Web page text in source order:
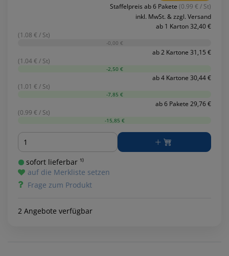
Staffelpreis ab 6 Pakete (0.99 € / St)
inkl. MwSt. & zzgl. Versand
ab 1 Karton 32,40 €
(1.08 € / St)
-0,00 €
ab 2 Kartone 31,15 €
(1.04 € / St)
-2,50 €
ab 4 Kartone 30,44 €
(1.01 € / St)
-7,85 €
ab 6 Pakete 29,76 €
(0.99 € / St)
-15,85 €
Menge
sofort lieferbar ¹⁾
auf die Merkliste setzen
Frage zum Produkt
2 Angebote verfügbar